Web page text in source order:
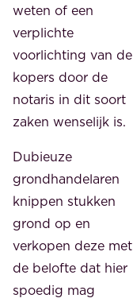
weten of een
verplichte
voorlichting van de
kopers door de
notaris in dit soort
zaken wenselijk is.
Dubieuze
grondhandelaren
knippen stukken
grond op en
verkopen deze met
de belofte dat hier
spoedig mag